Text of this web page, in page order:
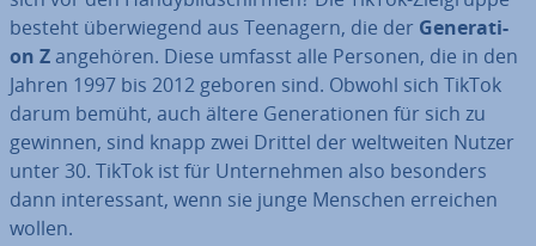
besteht über­wie­gend aus Teenagern, die der Ge­ne­ra­ti­
on Zangehören. Diese umfasst alle Personen, die in den
Jahren 1997 bis 2012 geboren sind. Obwohl sich TikTok
darum bemüht, auch ältere Ge­ne­ra­tio­nen für sich zu
gewinnen, sind knapp zwei Drittel der welt­wei­ten Nutzer
unter 30. TikTok ist für Un­ter­neh­men also besonders
dann in­ter­es­sant, wenn sie junge Menschen erreichen
wollen.